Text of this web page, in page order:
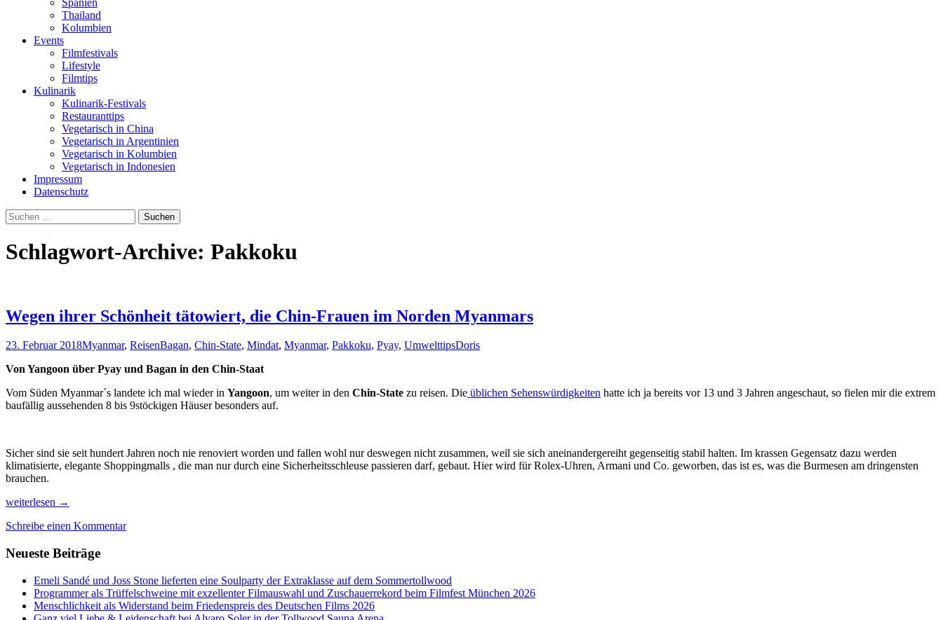
Thailand
Kolumbien
Events
Filmfestivals
Lifestyle
Filmtips
Kulinarik
Kulinarik-Festivals
Restauranttips
Vegetarisch in China
Vegetarisch in Argentinien
Vegetarisch in Kolumbien
Vegetarisch in Indonesien
Impressum
Datenschutz
Suchen
nach:
Schlagwort-Archive: Pakkoku
Wegen ihrer Schönheit tätowiert, die Chin-Frauen im Norden Myanmars
23. Februar 2018Myanmar, ReisenBagan, Chin-State, Mindat, Myanmar, Pakkoku, Pyay, UmwelttipsDoris
Von Yangoon über Pyay und Bagan in den Chin-Staat
Vom Süden Myanmar´s landete ich mal wieder in Yangoon, um weiter in den Chin-State zu reisen. Die üblichen Sehenswürdigkeiten hatte ich ja bereits vor 13 und 3 Jahren angeschaut, so fielen mir die extrem
baufällig aussehenden 8 bis 9stöckigen Häuser besonders auf.
Sicher sind sie seit hundert Jahren noch nie renoviert worden und fallen wohl nur deswegen nicht zusammen, weil sie sich aneinandergereiht gegenseitig stabil halten. Im krassen Gegensatz dazu werden
klimatisierte, elegante Shoppingmalls , die man nur durch eine Sicherheitsschleuse passieren darf, gebaut. Hier wird für Rolex-Uhren, Armani und Co. geworben, das ist es, was die Burmesen am dringensten
brauchen.
Wegen
Schönheit
die
Frauen
Norden
Myanmars
weiterlesen →
Schreibe einen Kommentar
Neueste Beiträge
Emeli Sandé und Joss Stone lieferten eine Soulparty der Extraklasse auf dem Sommertollwood
Programmer als Trüffelschweine mit exzellenter Filmauswahl und Zuschauerrekord beim Filmfest München 2026
Menschlichkeit als Widerstand beim Friedenspreis des Deutschen Films 2026